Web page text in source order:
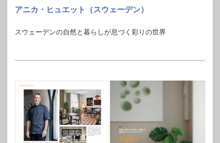
アニカ・ヒュエット（スウェーデン）
スウェーデンの自然と暮らしが息づく彩りの世界